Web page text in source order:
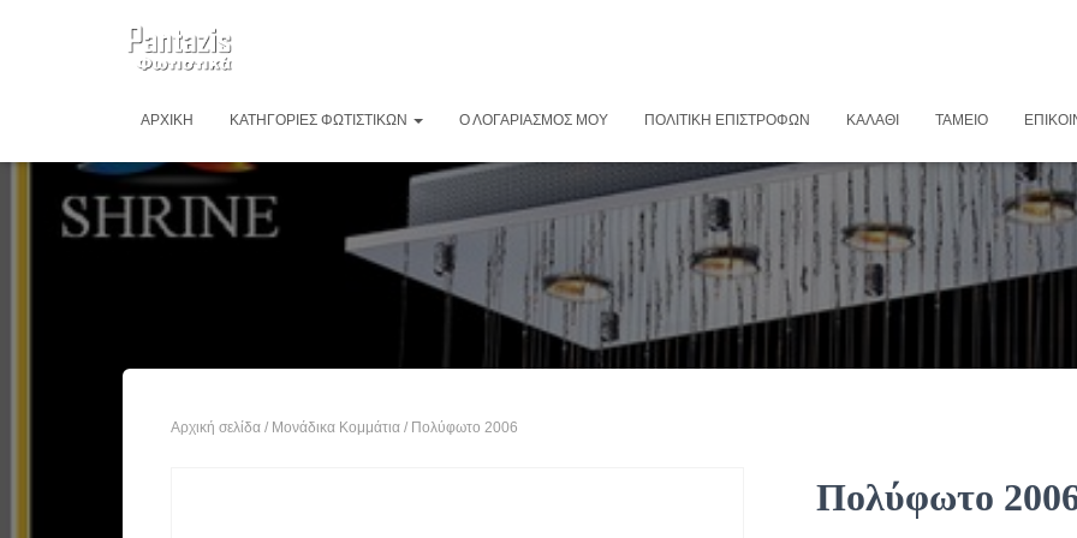
ΑΡΧΙΚΉ ΚΑΤΗΓΟΡΊΕΣ ΦΩΤΙΣΤΙΚΏΝ Ο ΛΟΓΑΡΙΑΣΜΌΣ ΜΟΥ ΠΟΛΙΤΙΚΉ ΕΠΙΣΤΡΟΦΏΝ ΚΑΛΆΘΙ ΤΑΜΕΊΟ
Αρχική σελίδα / Μονάδικα Κομμάτια / Πολύφωτο 2006
Πολύφωτο